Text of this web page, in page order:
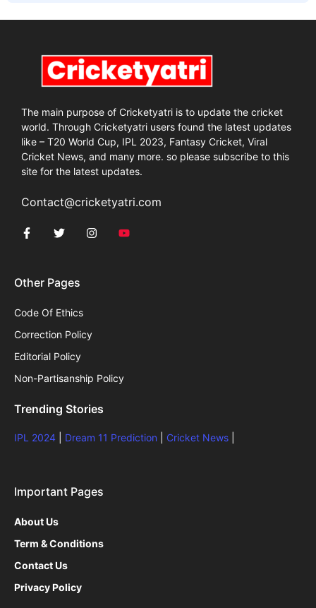
The main purpose of Cricketyatri is to update the cricket
world. Through Cricketyatri users found the latest updates
like – T20 World Cup, IPL 2023, Fantasy Cricket, Viral
Cricket News, and many more. so please subscribe to this
site for the latest updates.
Contact@cricketyatri.com
Other Pages
Code Of Ethics
Correction Policy
Editorial Policy
Non-Partisanship Policy
Trending Stories
IPL 2024 Dream 11 Prediction Cricket News
Important Pages
About Us
Term & Conditions
Contact Us
Privacy Policy